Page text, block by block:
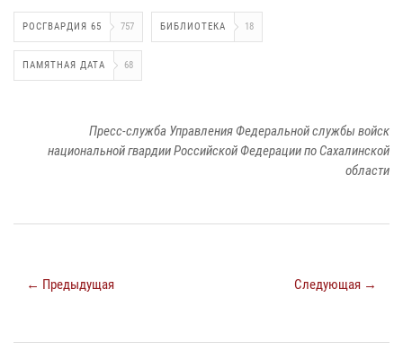
РОСГВАРДИЯ 65 757 БИБЛИОТЕКА 18
ПАМЯТНАЯ ДАТА 68
Пресс-служба Управления Федеральной службы войск
национальной гвардии Российской Федерации по Сахалинской
области
← Предыдущая Следующая →